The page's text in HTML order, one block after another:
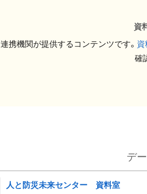
資
連携機関が提供するコンテンツです。
確
デ
人と防災未来センター 資料室